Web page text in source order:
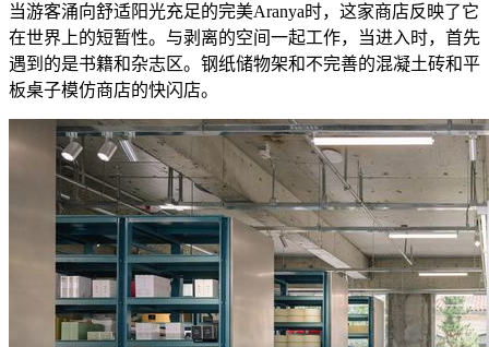
当游客涌向舒适阳光充足的完美Aranya时，这家商店反映了它
在世界上的短暂性。与剥离的空间一起工作，当进入时，首先
遇到的是书籍和杂志区。钢纸储物架和不完善的混凝土砖和平
板桌子模仿商店的快闪店。